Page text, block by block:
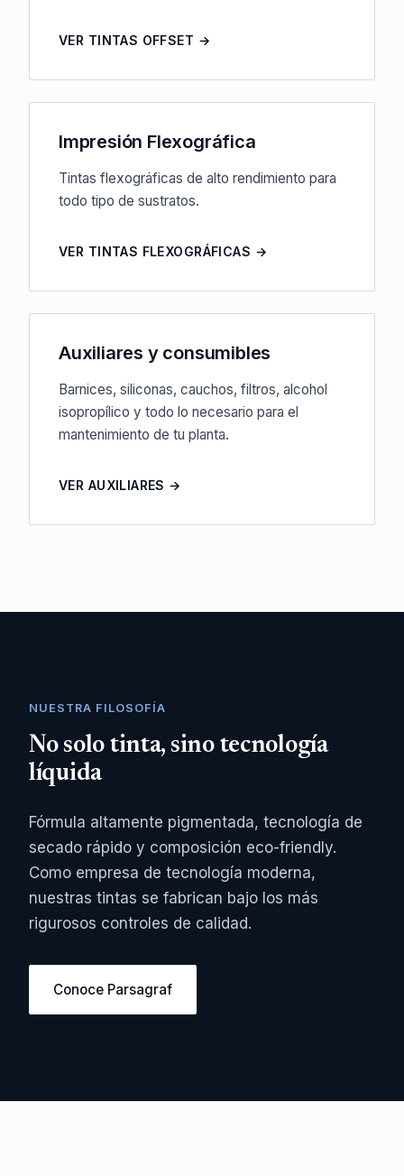
VER TINTAS OFFSET →
Impresión Flexográfica
Tintas flexográficas de alto rendimiento para
todo tipo de sustratos.
VER TINTAS FLEXOGRÁFICAS →
Auxiliares y consumibles
Barnices, siliconas, cauchos, filtros, alcohol
isopropílico y todo lo necesario para el
mantenimiento de tu planta.
VER AUXILIARES →
NUESTRA FILOSOFÍA
No solo tinta, sino tecnología
líquida
Fórmula altamente pigmentada, tecnología de
secado rápido y composición eco-friendly.
Como empresa de tecnología moderna,
nuestras tintas se fabrican bajo los más
rigurosos controles de calidad.
Conoce Parsagraf